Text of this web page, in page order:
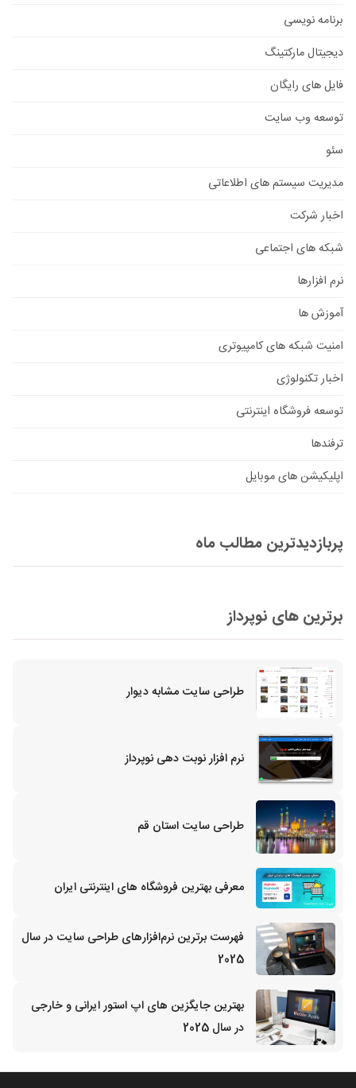
برنامه نویسی
دیجیتال مارکتینگ
فایل های رایگان
توسعه وب سایت
سئو
مدیریت سیستم های اطلاعاتی
اخبار شرکت
شبکه های اجتماعی
نرم افزارها
آموزش ها
امنیت شبکه های کامپیوتری
اخبار تکنولوژی
توسعه فروشگاه اینترنتی
ترفندها
اپلیکیشن های موبایل
پربازدیدترین مطالب ماه
برترین های نوپرداز
طراحی سایت مشابه دیوار
نرم افزار نوبت دهی نوپرداز
طراحی سایت استان قم
معرفی بهترین فروشگاه های اینترنتی ایران
فهرست برترین نرم‌افزارهای طراحی سایت در سال
2025
بهترین جایگزین‌ های اپ استور ایرانی و خارجی
در سال 2025